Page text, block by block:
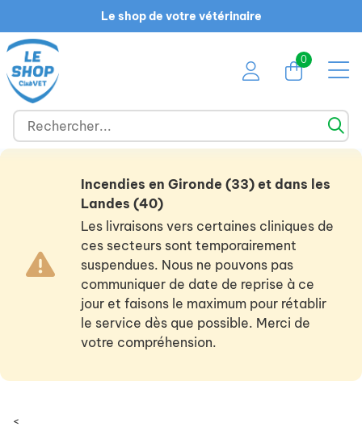
Le shop de votre vétérinaire
0
Incendies en Gironde (33) et dans les
Landes (40)
Les livraisons vers certaines cliniques de
ces secteurs sont temporairement
suspendues. Nous ne pouvons pas
communiquer de date de reprise à ce
jour et faisons le maximum pour rétablir
le service dès que possible. Merci de
votre compréhension.
<